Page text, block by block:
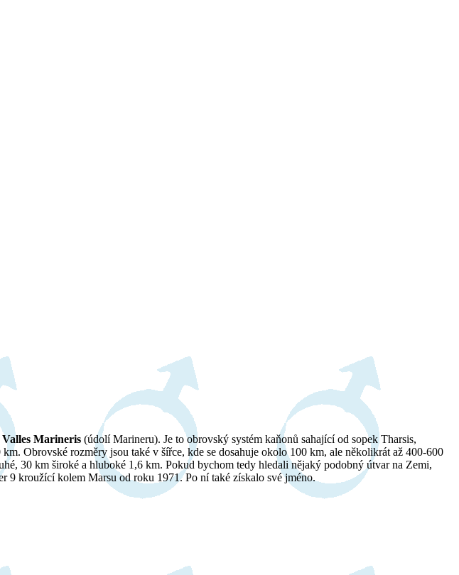
Valles Marineris (údolí Marineru). Je to obrovský systém kaňonů sahající od sopek Tharsis,
Obrovské rozměry jsou také v šířce, kde se dosahuje okolo 100 km, ale několikrát až 400-600
30 km široké a hluboké 1,6 km. Pokud bychom tedy hledali nějaký podobný útvar na Zemi,
kroužící kolem Marsu od roku 1971. Po ní také získalo své jméno.